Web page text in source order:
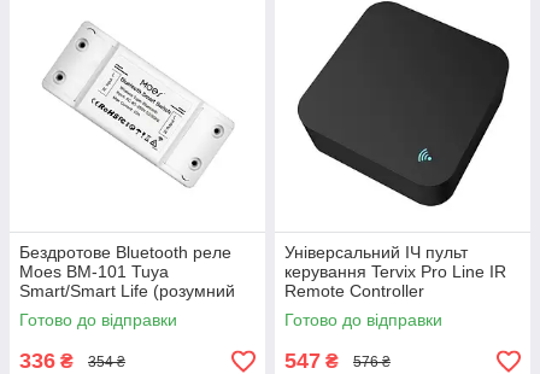
Бездротове Bluetooth реле
Moes BM-101 Tuya
Smart/Smart Life (розумний
будинок, Bluetooth вимикач)
Готово до відправки
336 ₴ 354 ₴
Універсальний ІЧ пульт
керування Tervix Pro Line IR
Remote Controller
Готово до відправки
547 ₴ 576 ₴